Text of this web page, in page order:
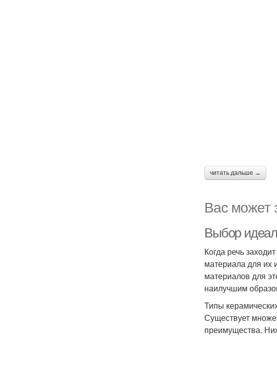
читать дальше →
Вас может
Выбор
Когда речь
материала для их
материалов для
наилучшим
Типы
Существует
преимущества.